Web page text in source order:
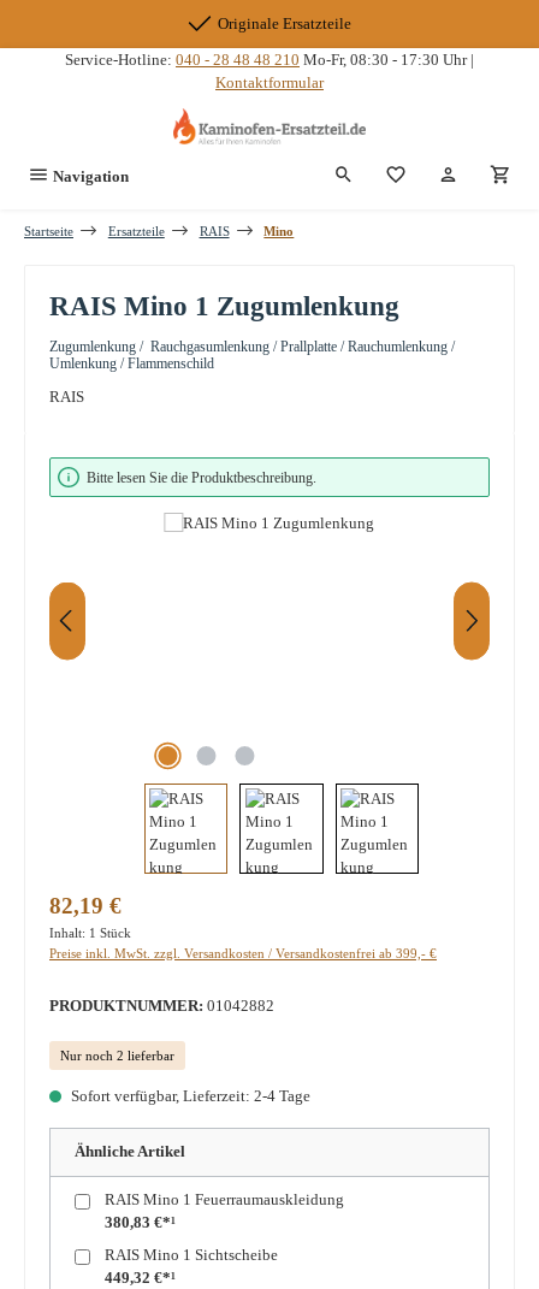
Originale Ersatzteile
Service-Hotline: 040 - 28 48 48 210 Mo-Fr, 08:30 - 17:30 Uhr |
Kontaktformular
Navigation Du hast 0
Startseite Ersatzteile RAIS Mino
RAIS Mino 1 Zugumlenkung
Zugumlenkung / Rauchgasumlenkung / Prallplatte / Rauchumlenkung /
Umlenkung / Flammenschild
RAIS
Bildergalerie überspringen
Bitte lesen Sie die Produktbeschreibung.
Regulärer Preis:
82,19 €
Inhalt: 1 Stück
Preise inkl. MwSt. zzgl. Versandkosten / Versandkostenfrei ab 399,- €
PRODUKTNUMMER: 01042882
Nur noch 2 lieferbar
Sofort verfügbar, Lieferzeit: 2-4 Tage
Ähnliche Artikel
RAIS Mino 1 Feuerraumauskleidung
380,83 €*¹
RAIS Mino 1 Sichtscheibe
449,32 €*¹